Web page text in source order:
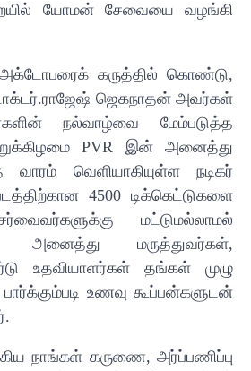
யோமன் சேவையை வழங்கி
கருத்தில் கொண்டு,
ஜெகநாதன் அவர்கள்
நல்வாழ்வை மேம்படுத்த
PVR இன் அனைத்து
வாரம் வெளியாகியுள்ள நடிகர்
4500 டிக்கெட்டுகளை
மட்டுமல்லாமல்
அனைத்து மருத்துவர்கள்,
உதவியாளர்கள் தங்கள் முழு
உணவு கூப்பன்களுடன்
நாங்கள் கருணை, அர்ப்பணிப்பு